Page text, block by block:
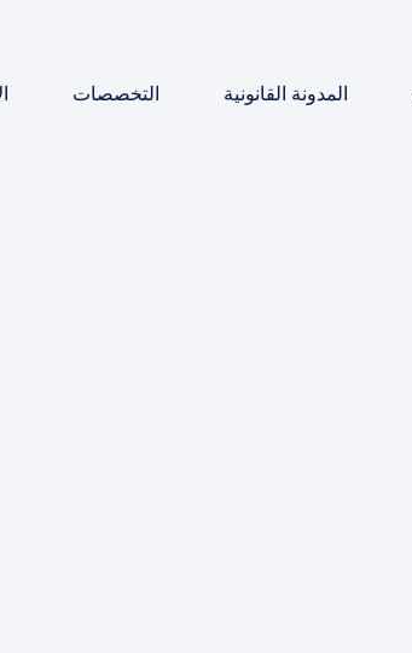
المدونة القانونية التخصصات